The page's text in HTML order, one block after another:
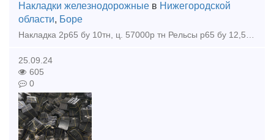
Накладки железнодорожные в Нижегородской
области, Боре
Накладка 2р65 бу 10тн, ц. 57000р тн Рельсы р65 бу 12,5м 1гр. износа, 300тн, ц. 69000р тн с ндс С доставкой цена договорная. Покупаем любые материалы ВСП, вагонные запчасти во всех регионах РФ
25.09.24
605
0